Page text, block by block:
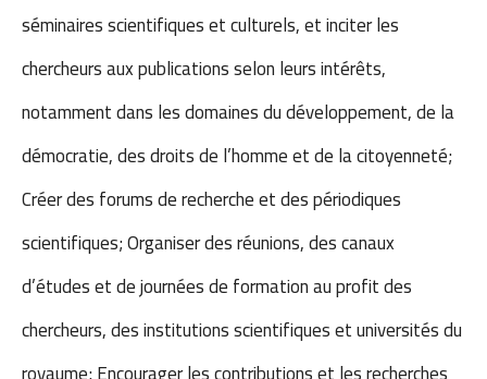
séminaires scientifiques et culturels, et inciter les
chercheurs aux publications selon leurs intérêts,
notamment dans les domaines du développement, de la
démocratie, des droits de l’homme et de la citoyenneté;
Créer des forums de recherche et des périodiques
scientifiques; Organiser des réunions, des canaux
d’études et de journées de formation au profit des
chercheurs, des institutions scientifiques et universités du